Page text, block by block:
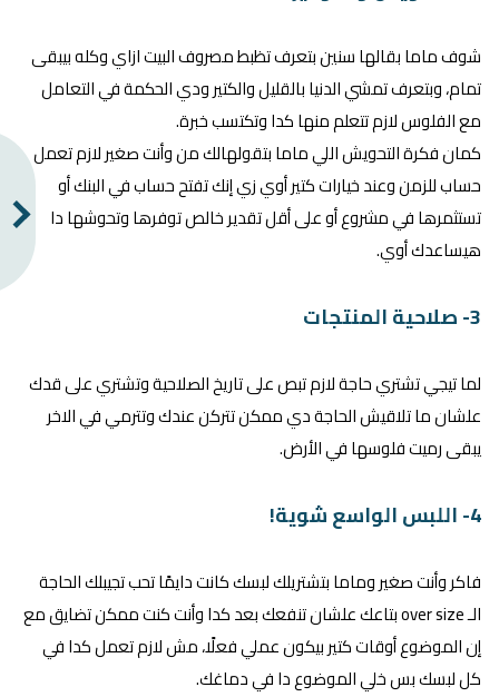
شوف ماما بقالها سنين بتعرف تظبط مصروف البيت ازاي وكله بيبقى
تمام، وبتعرف تمشي الدنيا بالقليل والكتير ودي الحكمة في التعامل
مع الفلوس لازم تتعلم منها كدا وتكتسب خبرة.
كمان فكرة التحويش اللي ماما بتقولهالك من وأنت صغير لازم تعمل
حساب للزمن وعند خيارات كتير أوي زي إنك تفتح حساب في البنك أو
تستثمرها في مشروع أو على أقل تقدير خالص توفرها وتحوشها دا
هيساعدك أوي.
3- صلاحية المنتجات
لما تيجي تشتري حاجة لازم تبص على تاريخ الصلاحية وتشتري على قدك
علشان ما تلاقيش الحاجة دي ممكن تتركن عندك وتترمي في الاخر
يبقى رميت فلوسها في الأرض.
4- اللبس الواسع شوية!
فاكر وأنت صغير وماما بتشتريلك لبسك كانت دايمًا تحب تجيبلك الحاجة
الـ over size بتاعك علشان تنفعك بعد كدا وأنت كنت ممكن تضايق مع
إن الموضوع أوقات كتير بيكون عملي فعلًا، مش لازم تعمل كدا في
كل لبسك بس خلي الموضوع دا في دماغك.